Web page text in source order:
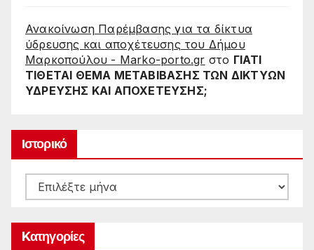
Ανακοίνωση Παρέμβασης για τα δίκτυα
ύδρευσης και αποχέτευσης του Δήμου
Μαρκοπούλου - Marko-porto.gr στο ΓΙΑΤΙ
ΤΙΘΕΤΑΙ ΘΕΜΑ ΜΕΤΑΒΙΒΑΣΗΣ ΤΩΝ ΔΙΚΤΥΩΝ
ΥΔΡΕΥΣΗΣ ΚΑΙ ΑΠΟΧΕΤΕΥΣΗΣ;
Ιστορικό
Ιστορικό
Kατηγορίες